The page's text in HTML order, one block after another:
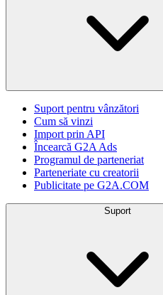
Suport pentru vânzători
Cum să vinzi
Import prin API
Încearcă G2A Ads
Programul de parteneriat
Parteneriate cu creatorii
Publicitate pe G2A.COM
Suport